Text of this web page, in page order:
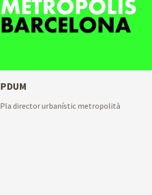
PDUM
Pla director urbanístic metropolità